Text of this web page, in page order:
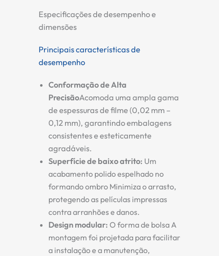
Especificações de desempenho e
dimensões
Principais características de
desempenho
Conformação de Alta
PrecisãoAcomoda uma ampla gama
de espessuras de filme (0,02 mm –
0,12 mm), garantindo embalagens
consistentes e esteticamente
agradáveis.
Superfície de baixo atrito: Um
acabamento polido espelhado no
formando ombro Minimiza o arrasto,
protegendo as películas impressas
contra arranhões e danos.
Design modular: O forma de bolsaA
montagem foi projetada para facilitar
a instalação e a manutenção,